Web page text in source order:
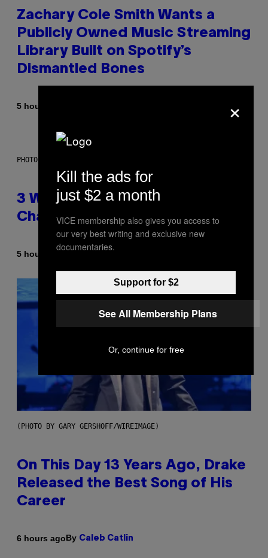
Zachary Cole Smith Wants a
Publicly Owned Music Streaming
Library Built on Spotify’s
Dismantled Bones
5 hours ago
PHOTO ILLUSTRATION BY IAN WALDIE/GETTY IMAGES
3 Ways Your Music Taste
Changes as You Get Older
5 hours ago By
(PHOTO BY GARY GERSHOFF/WIREIMAGE)
On This Day 13 Years Ago, Drake
Released the Best Song of His
Career
6 hours agoBy Caleb Catlin
×
Kill the ads for
just $2 a month
VICE membership also gives you access to
our very best writing and exclusive new
documentaries.
Support for $2
See All Membership Plans
Or, continue for free